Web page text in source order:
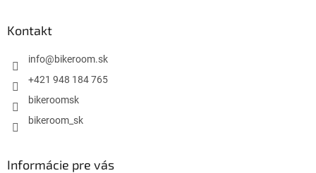
Kontakt
info@bikeroom.sk
+421 948 184 765
bikeroomsk
bikeroom_sk
Informácie pre vás